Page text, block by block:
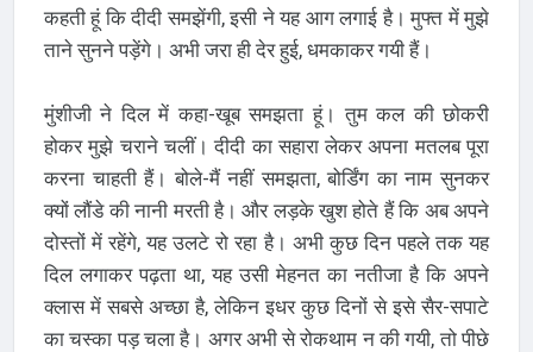
कहती हूं कि दीदी समझेंगी, इसी ने यह आग लगाई है। मुफ्त में मुझे
ताने सुनने पड़ेंगे। अभी जरा ही देर हुई, धमकाकर गयी हैं।
मुंशीजी ने दिल में कहा-खूब समझता हूं। तुम कल की छोकरी
होकर मुझे चराने चलीं। दीदी का सहारा लेकर अपना मतलब पूरा
करना चाहती हैं। बोले-मैं नहीं समझता, बोर्डिंग का नाम सुनकर
क्यों लौंडे की नानी मरती है। और लड़के खुश होते हैं कि अब अपने
दोस्तों में रहेंगे, यह उलटे रो रहा है। अभी कुछ दिन पहले तक यह
दिल लगाकर पढ़ता था, यह उसी मेहनत का नतीजा है कि अपने
क्लास में सबसे अच्छा है, लेकिन इधर कुछ दिनों से इसे सैर-सपाटे
का चस्का पड़ चला है। अगर अभी से रोकथाम न की गयी, तो पीछे